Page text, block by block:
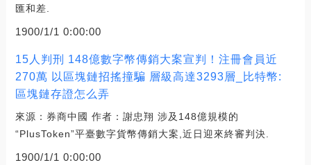
匯和差.
1900/1/1 0:00:00
15人判刑 148億數字幣傳銷大案宣判！注冊會員近
270萬 以區塊鏈招搖撞騙 層級高達3293層_比特幣:
區塊鏈存證怎么弄
來源：券商中國 作者：謝忠翔 涉及148億規模的
“PlusToken”平臺數字貨幣傳銷大案,近日迎來終審判決.
1900/1/1 0:00:00